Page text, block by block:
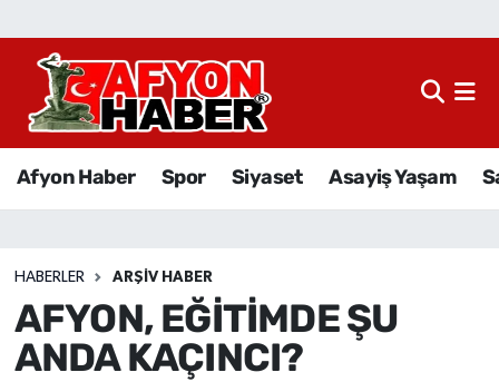
Afyon Haber Spor Siyaset Asayiş Yaşam
HABERLER ARŞIV HABER
AFYON, EĞİTİMDE ŞU
ANDA KAÇINCI?
Afyon Haber
Sağlık
Eğitim